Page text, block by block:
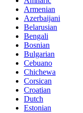
Armenian
Azerbaijani
Belarusian
Bengali
Bosnian
Bulgarian
Cebuano
Chichewa
Corsican
Croatian
Dutch
Estonian